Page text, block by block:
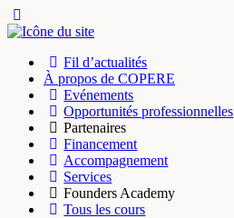
Side
Fil d’actualités
À propos de COPERE
Evénements
Opportunités professionnelles
Partenaires
Financement
Accompagnement
Services
Founders Academy
Tous les cours